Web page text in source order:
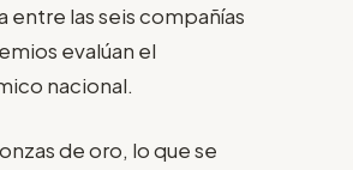
entre las seis compañías
evalúan el
nacional.
de oro, lo que se